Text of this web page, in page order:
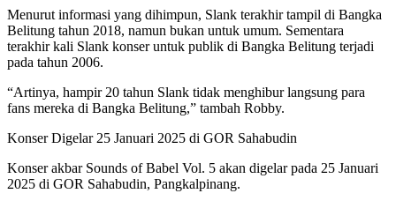
Menurut informasi yang dihimpun, Slank terakhir tampil di Bangka
Belitung tahun 2018, namun bukan untuk umum. Sementara
terakhir kali Slank konser untuk publik di Bangka Belitung terjadi
pada tahun 2006.
“Artinya, hampir 20 tahun Slank tidak menghibur langsung para
fans mereka di Bangka Belitung,” tambah Robby.
Konser Digelar 25 Januari 2025 di GOR Sahabudin
Konser akbar Sounds of Babel Vol. 5 akan digelar pada 25 Januari
2025 di GOR Sahabudin, Pangkalpinang.